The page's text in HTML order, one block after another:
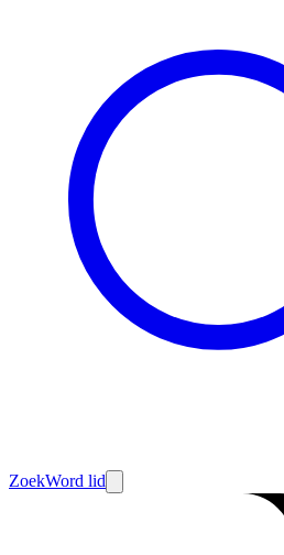
ZoekWord lid